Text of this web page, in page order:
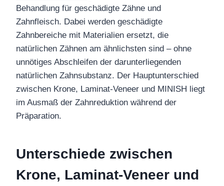
Behandlung für geschädigte Zähne und
Zahnfleisch. Dabei werden geschädigte
Zahnbereiche mit Materialien ersetzt, die
natürlichen Zähnen am ähnlichsten sind – ohne
unnötiges Abschleifen der darunterliegenden
natürlichen Zahnsubstanz. Der Hauptunterschied
zwischen Krone, Laminat-Veneer und MINISH liegt
im Ausmaß der Zahnreduktion während der
Präparation.
Unterschiede zwischen
Krone, Laminat-Veneer und